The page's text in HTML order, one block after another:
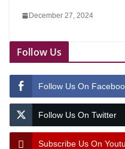
December 27, 2024
Follow Us
Follow Us On
Follow Us On Twitter
Subscribe Us On